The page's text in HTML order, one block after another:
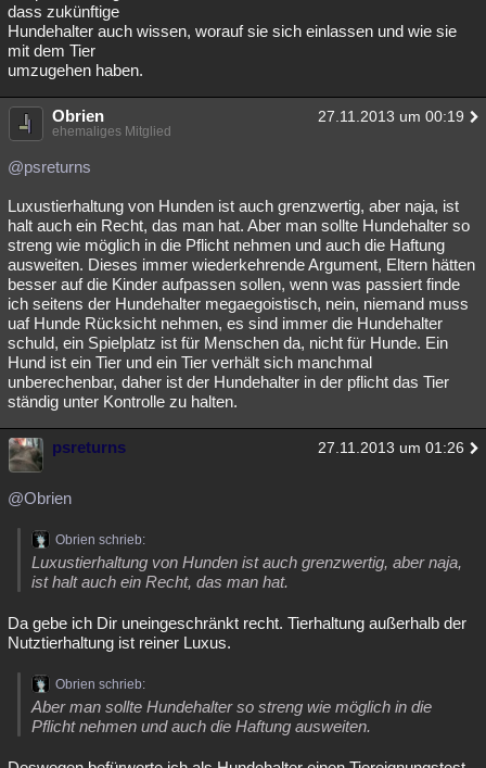
dass zukünftige
Hundehalter auch wissen, worauf sie sich einlassen und wie sie
mit dem Tier
umzugehen haben.
Obrien 27.11.2013 um 00:19
ehemaliges Mitglied
@psreturns
Luxustierhaltung von Hunden ist auch grenzwertig, aber naja, ist
halt auch ein Recht, das man hat. Aber man sollte Hundehalter so
streng wie möglich in die Pflicht nehmen und auch die Haftung
ausweiten. Dieses immer wiederkehrende Argument, Eltern hätten
besser auf die Kinder aufpassen sollen, wenn was passiert finde
ich seitens der Hundehalter megaegoistisch, nein, niemand muss
uaf Hunde Rücksicht nehmen, es sind immer die Hundehalter
schuld, ein Spielplatz ist für Menschen da, nicht für Hunde. Ein
Hund ist ein Tier und ein Tier verhält sich manchmal
unberechenbar, daher ist der Hundehalter in der pflicht das Tier
ständig unter Kontrolle zu halten.
psreturns 27.11.2013 um 01:26
@Obrien
Obrien schrieb:
Luxustierhaltung von Hunden ist auch grenzwertig, aber naja,
ist halt auch ein Recht, das man hat.
Da gebe ich Dir uneingeschränkt recht. Tierhaltung außerhalb der
Nutztierhaltung ist reiner Luxus.
Obrien schrieb:
Aber man sollte Hundehalter so streng wie möglich in die
Pflicht nehmen und auch die Haftung ausweiten.